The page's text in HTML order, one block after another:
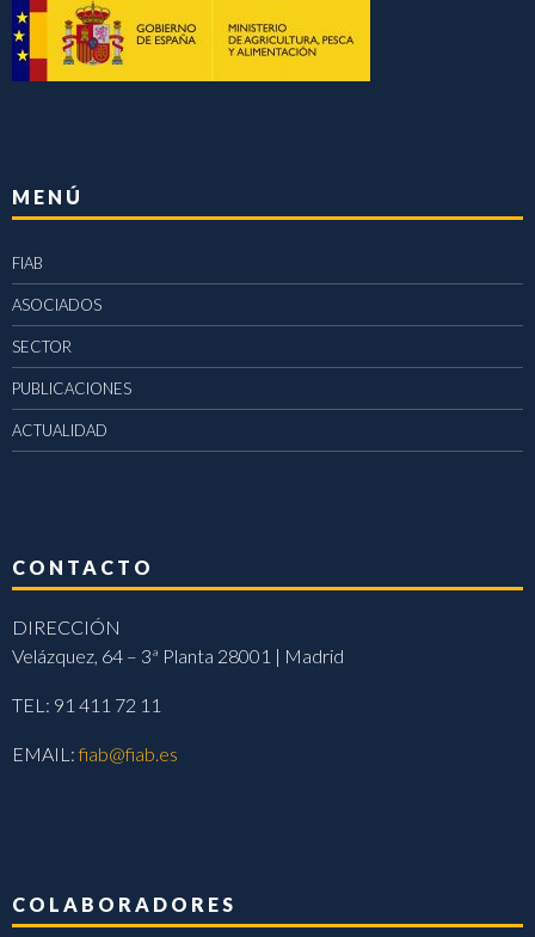
MENÚ
FIAB
ASOCIADOS
SECTOR
PUBLICACIONES
ACTUALIDAD
CONTACTO
DIRECCIÓN
Velázquez, 64 – 3ª Planta 28001 | Madrid
TEL: 91 411 72 11
EMAIL:fiab@fiab.es
COLABORADORES